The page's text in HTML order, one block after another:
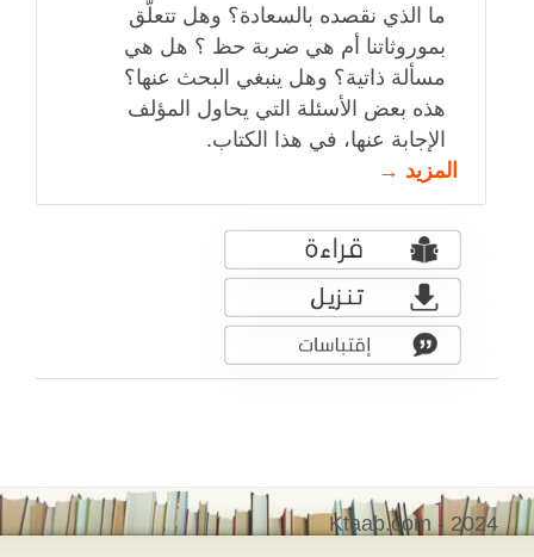
ما الذي نقصده بالسعادة؟ وهل تتعلّق
بموروثاتنا أم هي ضربة حظ ؟ هل هي
مسألة ذاتية؟ وهل ينبغي البحث عنها؟
هذه بعض الأسئلة التي يحاول المؤلف
الإجابة عنها، في هذا الكتاب.
المزيد →
Ktaab.com - 2024